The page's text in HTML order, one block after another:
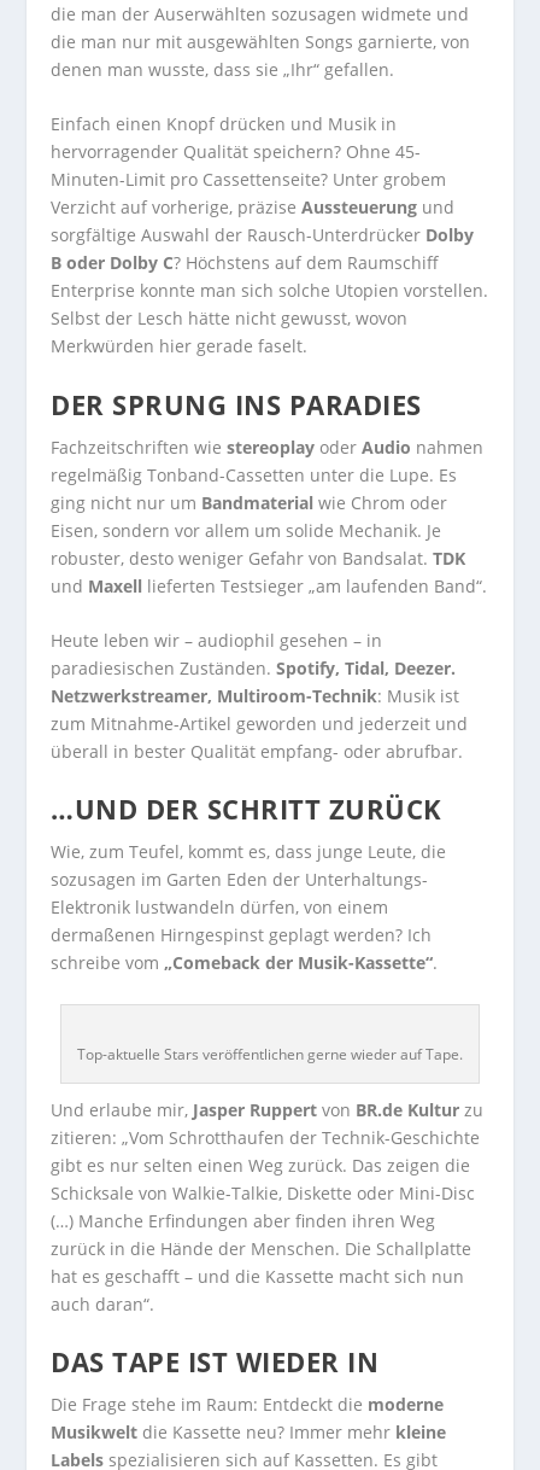
die man der Auserwählten sozusagen widmete und
die man nur mit ausgewählten Songs garnierte, von
denen man wusste, dass sie „Ihr“ gefallen.
Einfach einen Knopf drücken und Musik in
hervorragender Qualität speichern? Ohne 45-
Minuten-Limit pro Cassettenseite? Unter grobem
Verzicht auf vorherige, präziseAussteuerung und
sorgfältige Auswahl der Rausch-Unterdrücker Dolby
B oder Dolby C? Höchstens auf dem Raumschiff
Enterprise konnte man sich solche Utopien vorstellen.
Selbst der Lesch hätte nicht gewusst, wovon
Merkwürden hier gerade faselt.
DER SPRUNG INS PARADIES
Fachzeitschriften wie stereoplay oder Audio nahmen
regelmäßig Tonband-Cassetten unter die Lupe. Es
ging nicht nur um Bandmaterial wie Chrom oder
Eisen, sondern vor allem um solide Mechanik. Je
robuster, desto weniger Gefahr von Bandsalat.TDK
und Maxell lieferten Testsieger „am laufenden Band“.
Heute leben wir – audiophil gesehen – in
paradiesischen Zuständen.Spotify, Tidal, Deezer.
Netzwerkstreamer, Multiroom-Technik: Musik ist
zum Mitnahme-Artikel geworden und jederzeit und
überall in bester Qualität empfang- oder abrufbar.
…UND DER SCHRITT ZURÜCK
Wie, zum Teufel, kommt es, dass junge Leute, die
sozusagen im Garten Eden der Unterhaltungs-
Elektronik lustwandeln dürfen, von einem
dermaßenen Hirngespinst geplagt werden? Ich
schreibe vom „Comeback der Musik-Kassette“.
Top-aktuelle Stars veröffentlichen gerne wieder auf Tape.
Und erlaube mir, Jasper Ruppert von BR.de Kultur zu
zitieren: „Vom Schrotthaufen der Technik-Geschichte
gibt es nur selten einen Weg zurück. Das zeigen die
Schicksale von Walkie-Talkie, Diskette oder Mini-Disc
(…) Manche Erfindungen aber finden ihren Weg
zurück in die Hände der Menschen. Die Schallplatte
hat es geschafft – und die Kassette macht sich nun
auch daran“.
DAS TAPE IST WIEDER IN
Die Frage stehe im Raum: Entdeckt die moderne
Musikwelt die Kassette neu? Immer mehr kleine
Labels spezialisieren sich auf Kassetten. Es gibt